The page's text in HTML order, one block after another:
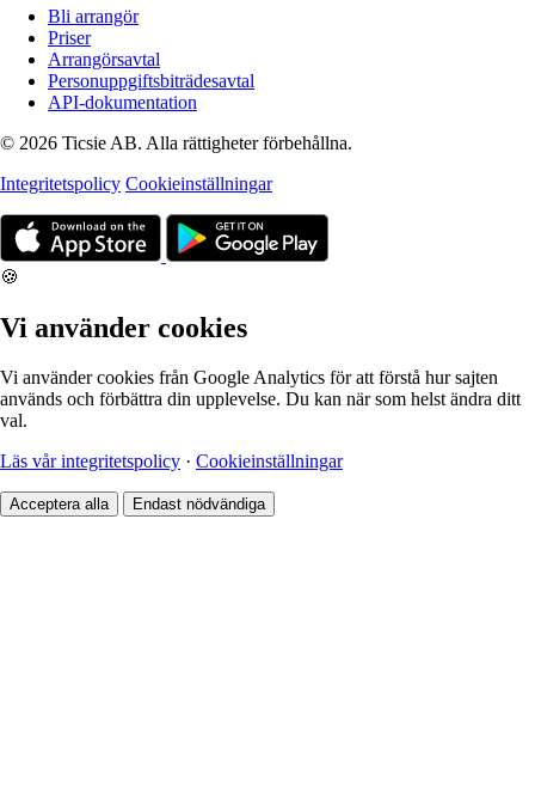
Bli arrangör
Priser
Arrangörsavtal
Personuppgiftsbiträdesavtal
API-dokumentation
© 2026 Ticsie AB. Alla rättigheter förbehållna.
Integritetspolicy Cookieinställningar
🍪
Vi använder cookies
Vi använder cookies från Google Analytics för att förstå hur sajten
används och förbättra din upplevelse. Du kan när som helst ändra ditt
val.
Läs vår integritetspolicy · Cookieinställningar
Acceptera alla Endast nödvändiga